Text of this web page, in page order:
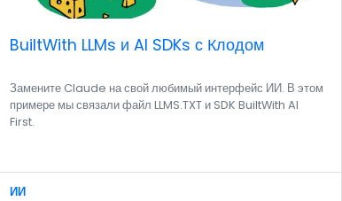
BuiltWith LLMs и AI SDKs с Клодом
Замените Claude на свой любимый интерфейс ИИ. В этом
примере мы связали файл LLMS.TXT и SDK BuiltWith AI
First.
ИИ